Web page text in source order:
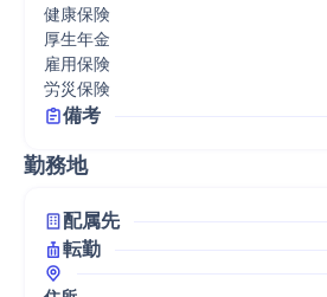
健康保険
厚生年金
雇用保険
労災保険
備考
勤務地
配属先
転勤